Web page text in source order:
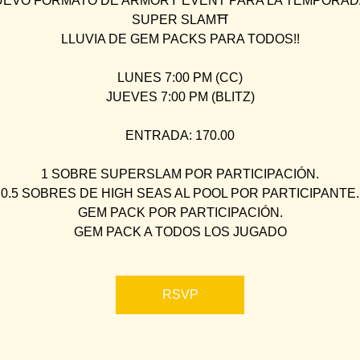
SUPER SLAM⛩
LLUVIA DE GEM PACKS PARA TODOS!!
LUNES 7:00 PM (CC)
JUEVES 7:00 PM (BLITZ)
ENTRADA: 170.00
1 SOBRE SUPERSLAM POR PARTICIPACIÓN.
0.5 SOBRES DE HIGH SEAS AL POOL POR PARTICIPANTE.
GEM PACK POR PARTICIPACIÓN.
GEM PACK A TODOS LOS JUGADO
RSVP